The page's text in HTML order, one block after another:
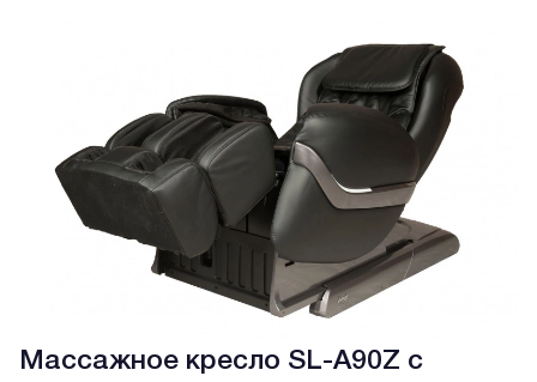
Массажное кресло SL-A90Z с